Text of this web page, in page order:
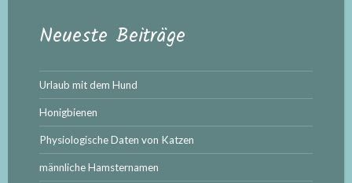
Neueste Beiträge
Urlaub mit dem Hund
Honigbienen
Physiologische Daten von Katzen
männliche Hamsternamen